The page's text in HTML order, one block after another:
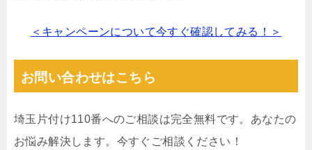
＜キャンペーンについて今すぐ確認してみる！＞
お問い合わせはこちら
埼玉片付け110番へのご相談は完全無料です。あなたの
お悩み解決します。今すぐご相談ください！